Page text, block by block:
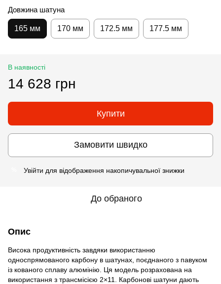
Довжина шатуна
165 мм 170 мм 172.5 мм 177.5 мм
В наявності
14 628 грн
Купити
Замовити швидко
Увійти для відображення накопичувальної знижки
До обраного
Опис
Висока продуктивність завдяки використанню
односпрямованого карбону в шатунах, поєднаного з павуком
із кованого сплаву алюмінію. Ця модель розрахована на
використання з трансмісією 2×11. Карбонові шатуни дають